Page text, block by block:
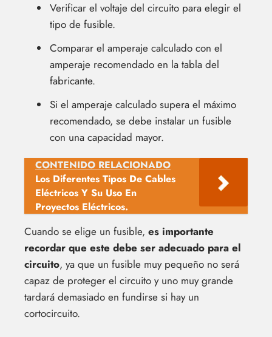
Verificar el voltaje del circuito para elegir el
tipo de fusible.
Comparar el amperaje calculado con el
amperaje recomendado en la tabla del
fabricante.
Si el amperaje calculado supera el máximo
recomendado, se debe instalar un fusible
con una capacidad mayor.
CONTENIDO RELACIONADO
Los Diferentes Tipos De Cables
Eléctricos Y Su Uso En
Proyectos Eléctricos.
Cuando se elige un fusible, es importante
recordar que este debe ser adecuado para el
circuito, ya que un fusible muy pequeño no será
capaz de proteger el circuito y uno muy grande
tardará demasiado en fundirse si hay un
cortocircuito.